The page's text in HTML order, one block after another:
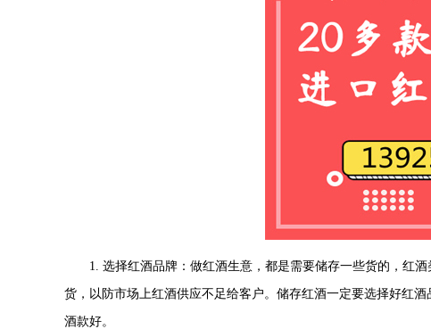
1. 选择红酒品牌：做红酒生意，都是需要储存一些货的，红酒
货，以防市场上红酒供应不足给客户。储存红酒一定要选择好红
酒款好。